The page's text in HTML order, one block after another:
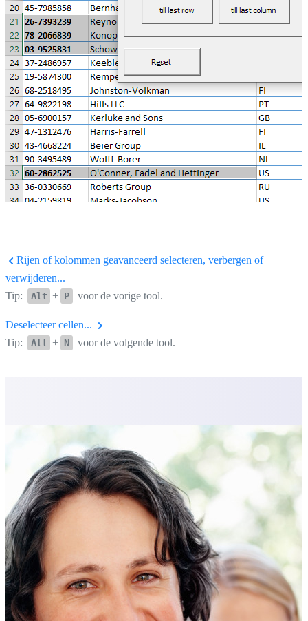
Rijen of kolommen geavanceerd selecteren, verbergen of
verwijderen...
Tip:
Alt + P voor de vorige tool.
Deselecteer cellen...
Tip:
Alt + N voor de volgende tool.